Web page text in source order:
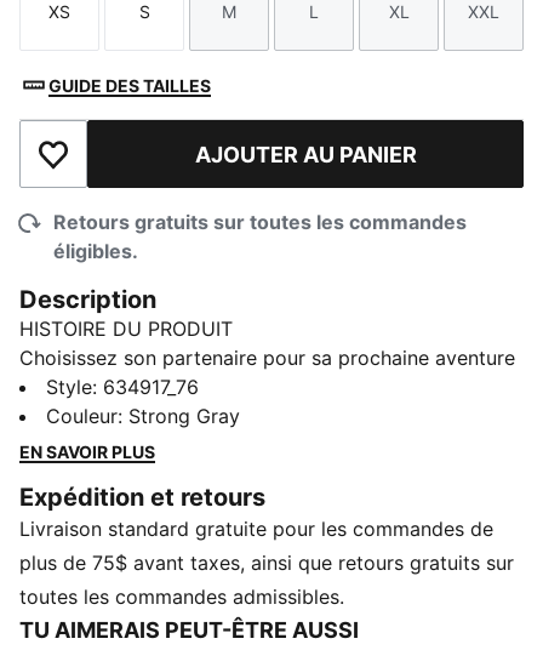
Taille
XS
Taille
S
Taille
M
Taille
L
Taille
XL
Taille
XXL
GUIDE DES TAILLES
Ajouter à la liste de souhaits
AJOUTER AU PANIER
Retours gratuits sur toutes les commandes
éligibles.
Description
HISTOIRE DU PRODUIT
Choisissez son partenaire pour sa prochaine aventure
avec la nouvelle collection PUMA x POKÉMON. Cette
dernière collection possède toute l’énergie de l’univers
des Pokémon, avec des éléments Pokémon qui vous
mystérieuse de Noctali ou les ondes électrisantes de
Pichu, il y quelque chose pour tous les petits
dresseurs.
CARACTÉRISTIQUES ET AVANTAGES
DÉTAILS
Style: 634917_76
Couleur: Strong Gray
EN SAVOIR PLUS
Expédition et retours
Livraison standard gratuite pour les commandes de
plus de 75$ avant taxes, ainsi que retours gratuits sur
toutes les commandes admissibles.
TU AIMERAIS PEUT-ÊTRE AUSSI